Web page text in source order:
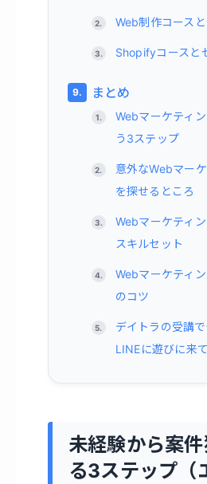
Web制作コース
Shopifyコースと
まとめ
Webマーケティ
う3ステップ
意外なWebマー
を探せるところ
Webマーケティ
スキルセット
Webマーケティ
のコツ
デイトラの受講
LINEに遊びに来
未経験から案
る3ステップ（